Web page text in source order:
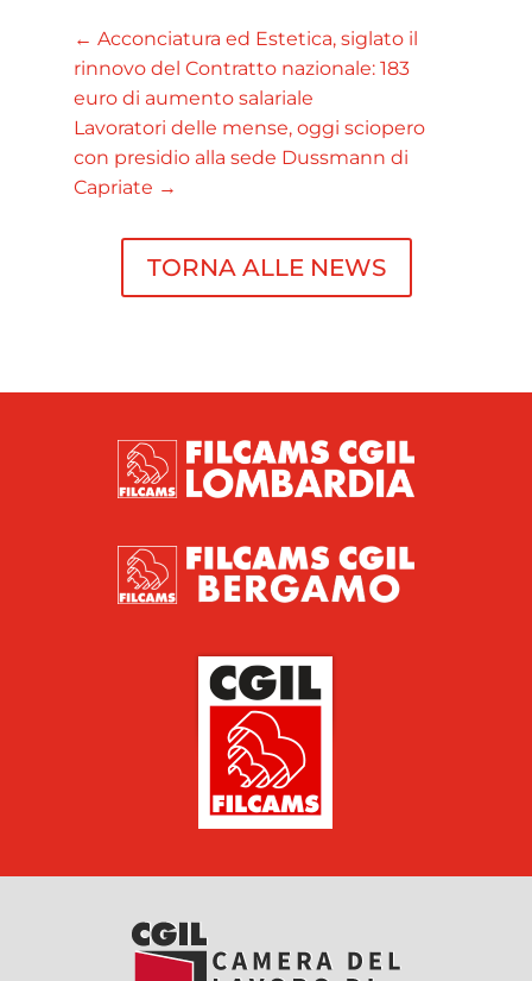
←Acconciatura ed Estetica, siglato il
rinnovo del Contratto nazionale: 183
euro di aumento salariale
Lavoratori delle mense, oggi sciopero
con presidio alla sede Dussmann di
Capriate →
TORNA ALLE NEWS